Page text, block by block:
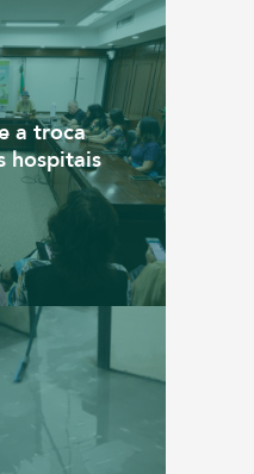
a troca
hospitais